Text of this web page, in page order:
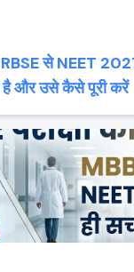
से NEET 2027
है और उसे कैसे पूरी करें